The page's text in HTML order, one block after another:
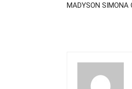
MADYSON SIMONA